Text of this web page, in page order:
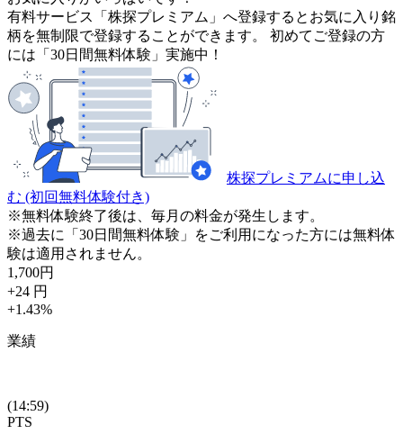
有料サービス「株探プレミアム」へ登録するとお気に入り銘
柄を無制限で登録することができます。 初めてご登録の方
には「30日間無料体験」実施中！
株探プレミアムに申し込
む (初回無料体験付き)
※無料体験終了後は、毎月の料金が発生します。
※過去に「30日間無料体験」をご利用になった方には無料体
験は適用されません。
1,700円
+24 円
+1.43%
業績
(14:59)
PTS